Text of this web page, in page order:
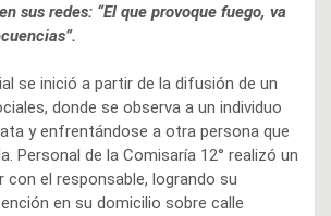
sus redes: “El que provoque fuego, va
se inició a partir de la difusión de un
donde se observa a un individuo
y enfrentándose a otra persona que
Personal de la Comisaría 12° realizó un
con el responsable, logrando su
en su domicilio sobre calle